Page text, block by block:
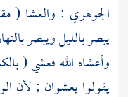
الجوهري : والعشا (
يبصر بالليل ويبصر
وأعشاه الله فعشي (
يقولوا يعشوان ; لأن